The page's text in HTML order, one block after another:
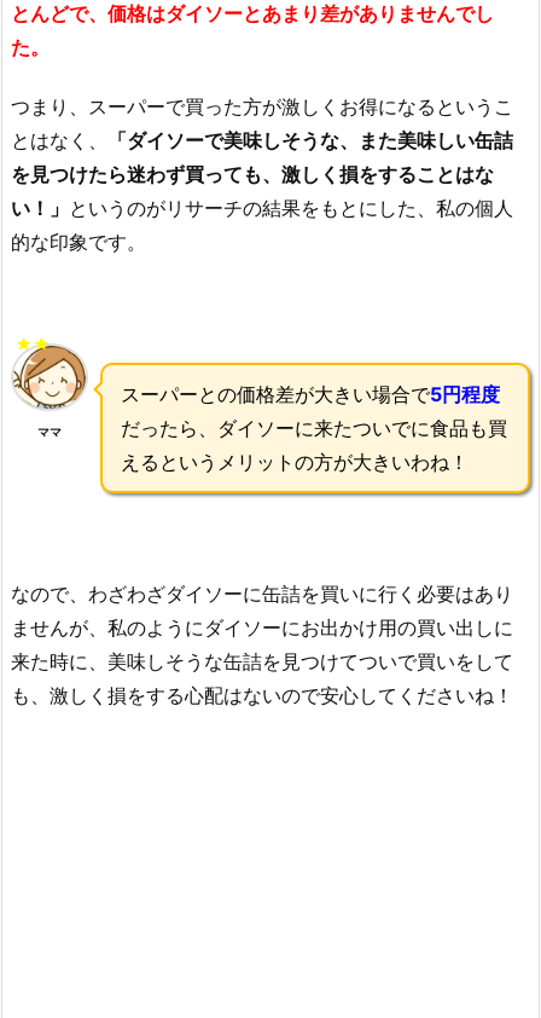
とんどで、価格はダイソーとあまり差がありませんでし
た。
つまり、スーパーで買った方が激しくお得になるというこ
とはなく、
「ダイソーで美味しそうな、また美味しい缶詰
を見つけたら迷わず買っても、激しく損をすることはな
い！」 というのがリサーチの結果をもとにした、私の個人
的な印象です。
ママ
スーパーとの価格差が大きい場合で5円程度
だったら、ダイソーに来たついでに食品も買
えるというメリットの方が大きいわね！
なので、わざわざダイソーに缶詰を買いに行く必要はあり
ませんが、私のようにダイソーにお出かけ用の買い出しに
来た時に、美味しそうな缶詰を見つけてついで買いをして
も、激しく損をする心配はないので安心してくださいね！